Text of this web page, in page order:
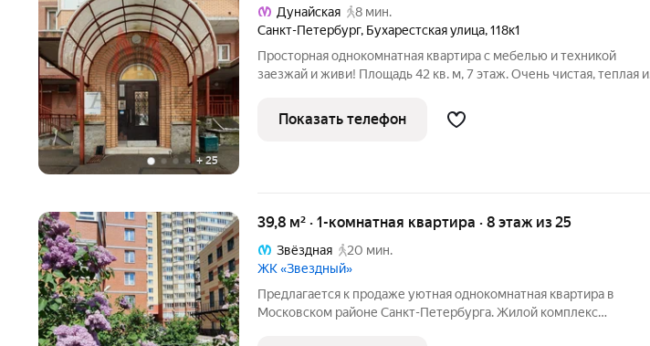
+25
Дунайская
8 мин.
Санкт-Петербург, Бухарестская улица,118к1
Просторная однокомнатная квартира с мебелью и техникой
заезжай и живи! Площадь 42 кв. м, 7 этаж. Очень чистая, теплая и
комната правильной формы, кухня с выходом на застекленную
лоджию ,
Показать телефон
39,8 м² · 1-комнатная квартира · 8 этаж из 25
Звёздная
20 мин.
ЖК «Звездный»
Предлагается к продаже уютная однокомнатная квартира в
Московском районе Санкт-Петербурга. Жилой комплекс